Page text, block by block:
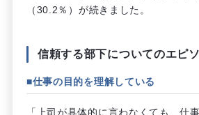
（30.2％）が続きました。
信頼する部下についてのエピ
■仕事の目的を理解している
「上司が具体的に言わなくても、仕